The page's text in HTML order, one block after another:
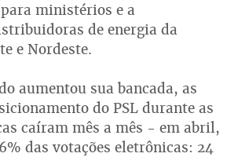
ministérios e a
de energia da
e Nordeste.
aumentou sua bancada, as
do PSL durante as
caíram mês a mês - em abril,
das votações eletrônicas: 24